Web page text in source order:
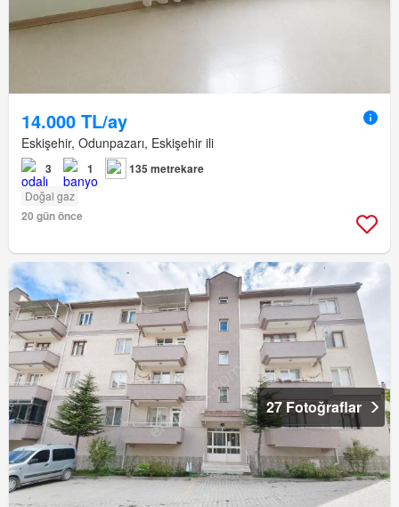
14.000 TL/ay
Eskişehir, Odunpazarı, Eskişehir ili
3 1 135 metrekare
Doğal gaz
20 gün önce
27 Fotoğraflar